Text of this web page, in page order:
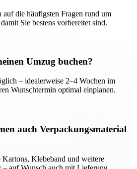
die häufigsten Fragen rund um
Sie bestens vorbereitet sind.
Umzug buchen?
– idealerweise 2–4 Wochen im
Wunschtermin optimal einplanen.
auch Verpackungsmaterial
Kartons, Klebeband und weitere